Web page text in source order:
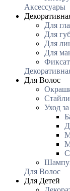
Аксессуары
Для
Для
Для
Для
Для Волос
Уход
Для Волос
Для Детей